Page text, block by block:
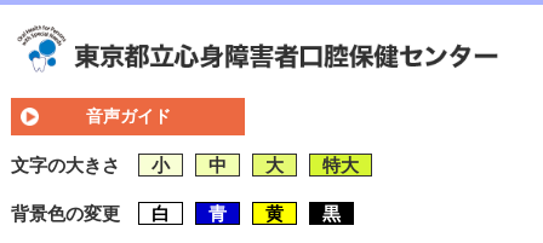
音声ガイド
文字の大きさ 小 中 大 特大
背景色の変更 白 青 黄 黒